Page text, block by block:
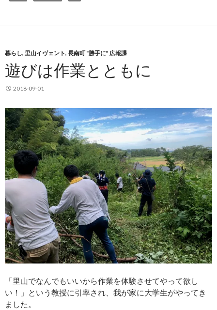
暮らし, 里山イヴェント, 長南町 “勝手に” 広報課
遊びは作業とともに
2018-09-01
「里山でなんでもいいから作業を体験させてやって欲し
い！」という教授に引率され、我が家に大学生がやってき
ました。